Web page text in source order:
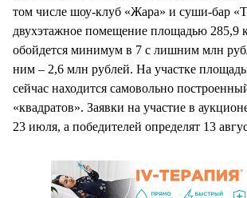
том числе шоу-клуб «Жара» и суши-бар
двухэтажное помещение площадью 285,9
обойдется минимум в 7 с лишним млн
ним – 2,6 млн рублей. На участке
сейчас находится самовольно
«квадратов». Заявки на участие в
23 июля, а победителей определят 13